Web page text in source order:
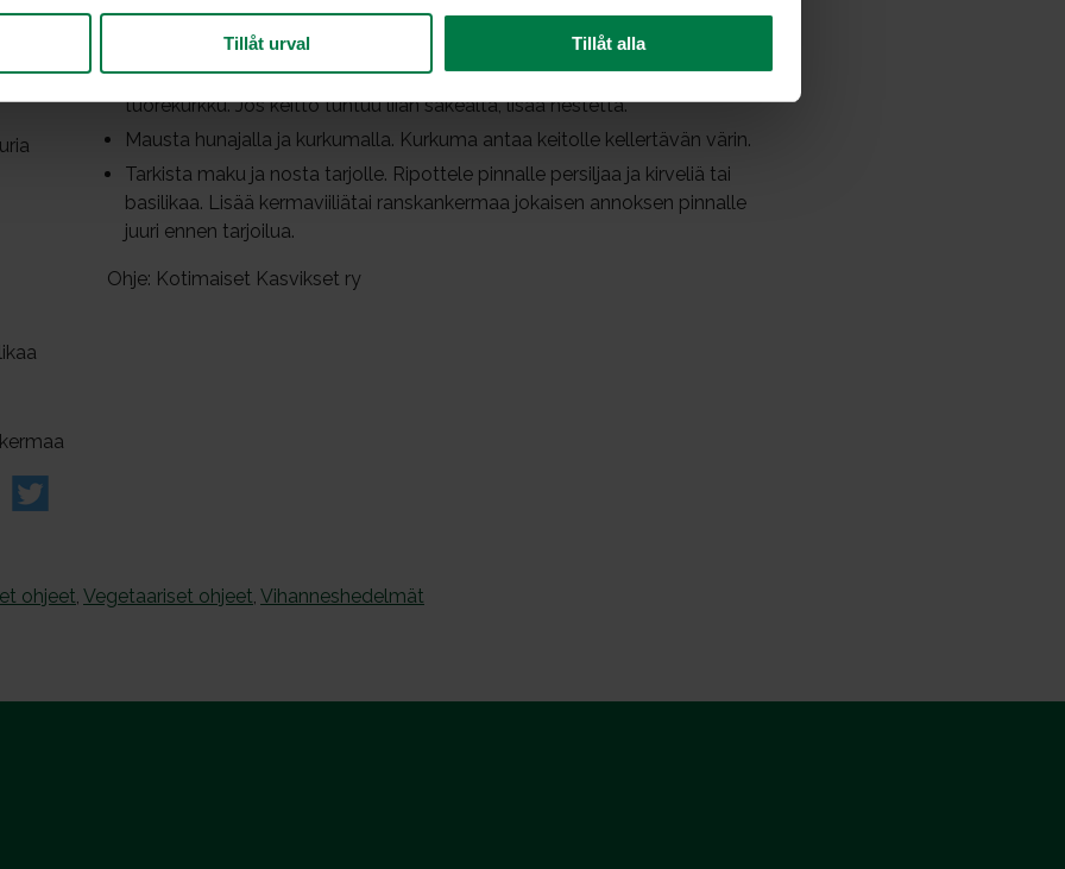
Tillåt urval Tillåt alla
herkkukurkut ja kääntele pari minuuttia. Mausta pippurilla.
Kaada kattilaan kasvisliemi. Liemen määrä riippuu siitä, kuinka paljon
kurkuista irtoaa nestettä. Kuumenna kiehuvaksi ja lisää suikaloitu
tuorekurkku. Jos keitto tuntuu liian sakealta, lisää nestettä.
Mausta hunajalla ja kurkumalla. Kurkuma antaa keitolle kellertävän värin.
Tarkista maku ja nosta tarjolle. Ripottele pinnalle persiljaa ja kirveliä tai
basilikaa. Lisää kermaviiliätai ranskankermaa jokaisen annoksen pinnalle
juuri ennen tarjoilua.
Ohje: Kotimaiset Kasvikset ry
ohjeet Vegetaariset ohjeet Vihanneshedelmät